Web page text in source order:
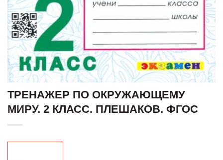
ТРЕНАЖЕР ПО ОКРУЖАЮЩЕМУ
МИРУ. 2 КЛАСС. ПЛЕШАКОВ. ФГОС